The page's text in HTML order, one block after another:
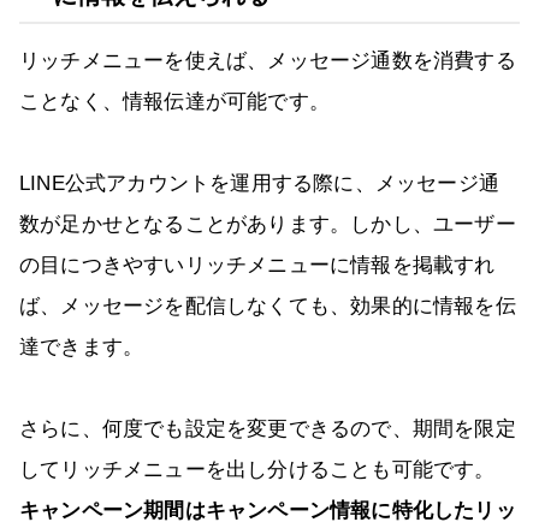
リッチメニューを使えば、メッセージ通数を消費する
ことなく、情報伝達が可能です。
LINE公式アカウントを運用する際に、メッセージ通
数が足かせとなることがあります。しかし、ユーザー
の目につきやすいリッチメニューに情報を掲載すれ
ば、メッセージを配信しなくても、効果的に情報を伝
達できます。
さらに、何度でも設定を変更できるので、期間を限定
してリッチメニューを出し分けることも可能です。
キャンペーン期間はキャンペーン情報に特化したリッ